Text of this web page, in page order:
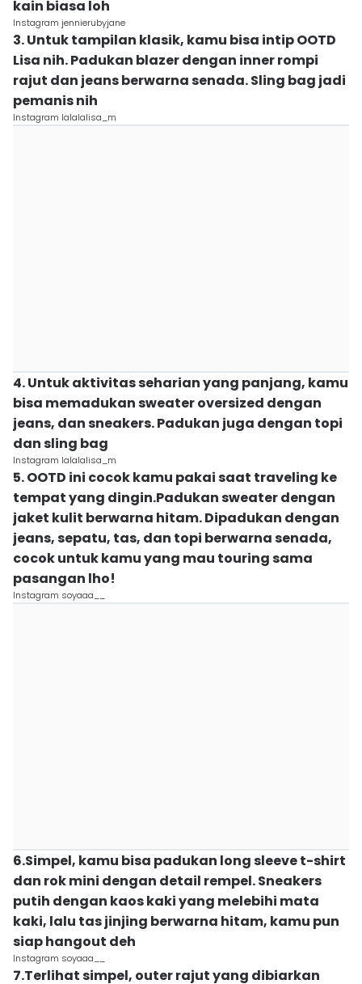
kain biasa loh
Instagram jennierubyjane
3. Untuk tampilan klasik, kamu bisa intip OOTD
Lisa nih. Padukan blazer dengan inner rompi
rajut dan jeans berwarna senada. Sling bag jadi
pemanis nih
Instagram lalalalisa_m
4. Untuk aktivitas seharian yang panjang, kamu
bisa memadukan sweater oversized dengan
jeans, dan sneakers. Padukan juga dengan topi
dan sling bag
Instagram lalalalisa_m
5. OOTD ini cocok kamu pakai saat traveling ke
tempat yang dingin.Padukan sweater dengan
jaket kulit berwarna hitam. Dipadukan dengan
jeans, sepatu, tas, dan topi berwarna senada,
cocok untuk kamu yang mau touring sama
pasangan lho!
Instagram soyaaa__
6.Simpel, kamu bisa padukan long sleeve t-shirt
dan rok mini dengan detail rempel. Sneakers
putih dengan kaos kaki yang melebihi mata
kaki, lalu tas jinjing berwarna hitam, kamu pun
siap hangout deh
Instagram soyaaa__
7.Terlihat simpel, outer rajut yang dibiarkan